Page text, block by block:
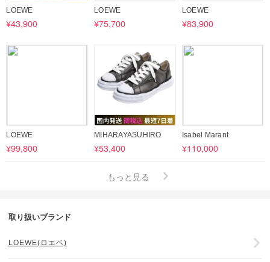
お客様にご満足いただけるよう、誠心誠意対応させていただきま
す。
LOEWE
¥43,900
LOEWE
¥75,700
LOEWE
¥83,900
LOEWE
¥99,800
MIHARAYASUHIRO
¥53,400
Isabel Marant
¥110,000
もっと見る
取り扱いブランド
LOEWE(ロエベ)